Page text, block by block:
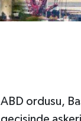
ABD ordusu,